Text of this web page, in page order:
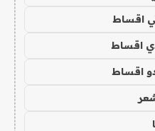
اقساط
اقساط
اقساط